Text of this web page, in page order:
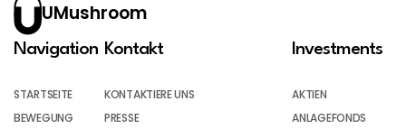
UMushroom
Navigation
STARTSEITE
BEWEGUNG
Kontakt
KONTAKTIERE UNS
PRESSE
Investments
AKTIEN
ANLAGEFONDS